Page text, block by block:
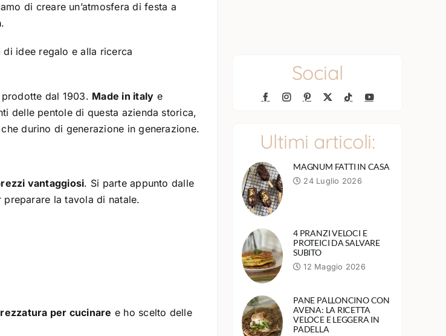
di creare un’atmosfera di festa a
.
di idee regalo e alla ricerca
dal 1903. Made in italy e
delle pentole di questa azienda storica,
durino di generazione in generazione.
vantaggiosi. Si parte appunto dalle
la tavola di natale.
per cucinare e ho scelto delle
Social
Ultimi articoli:
MAGNUM FATTI IN CASA
24 Luglio 2026
4 PRANZI VELOCI E
PROTEICI DA SALVARE
SUBITO
12 Maggio 2026
PANE PALLONCINO CON
AVENA: LA RICETTA
VELOCE E LEGGERA IN
PADELLA